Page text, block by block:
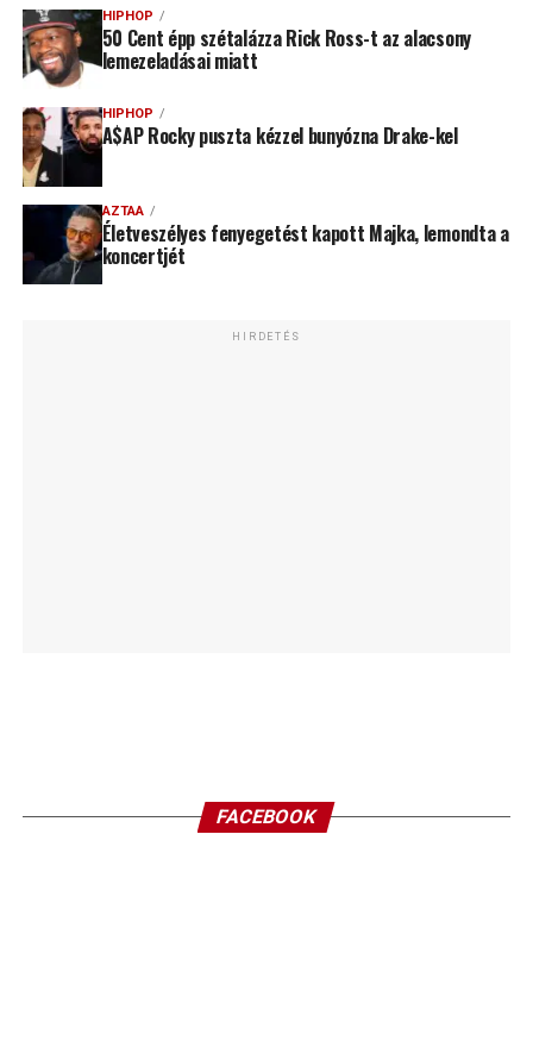
HIPHOP
50 Cent épp szétalázza Rick Ross-t az alacsony
lemezeladásai miatt
HIPHOP
A$AP Rocky puszta kézzel bunyózna Drake-kel
AZTAA
Életveszélyes fenyegetést kapott Majka, lemondta a
koncertjét
HIRDETÉS
FACEBOOK